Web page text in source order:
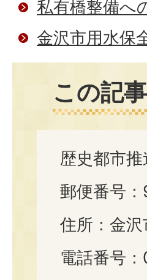
私有橋整備へ
金沢市用水保
この記
歴史都市推
郵便番号
住所：金沢
電話番号